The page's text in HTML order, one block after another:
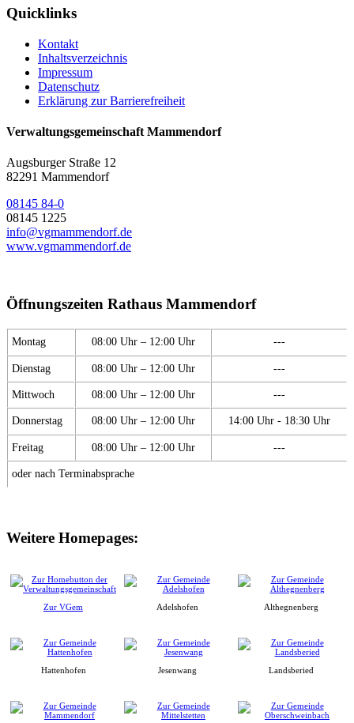
Quicklinks
Kontakt
Inhaltsverzeichnis
Impressum
Datenschutz
Erklärung zur Barrierefreiheit
Verwaltungsgemeinschaft Mammendorf
Augsburger Straße 12
82291 Mammendorf
08145 84-0
08145 1225
info@vgmammendorf.de
www.vgmammendorf.de
Öffnungszeiten Rathaus Mammendorf
Montag 08:00 Uhr – 12:00 Uhr ---
Dienstag 08:00 Uhr – 12:00 Uhr ---
Mittwoch 08:00 Uhr – 12:00 Uhr ---
Donnerstag 08:00 Uhr – 12:00 Uhr 14:00 Uhr - 18:30 Uhr
Freitag 08:00 Uhr – 12:00 Uhr ---
oder nach Terminabsprache
Weitere Homepages:
Zur VGem Adelshofen Althegnenberg
Hattenhofen Jesenwang Landsberied